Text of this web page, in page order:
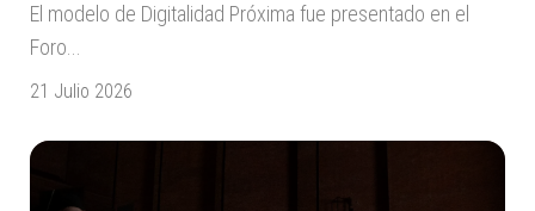
El modelo de Digitalidad Próxima fue presentado en el
Foro...
21 Julio 2026